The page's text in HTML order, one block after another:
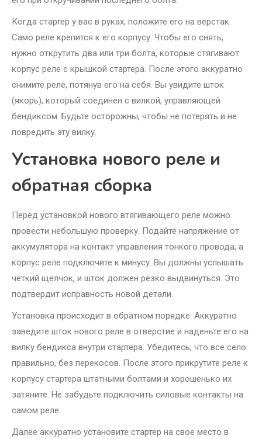
Когда стартер у вас в руках, положите его на верстак.
Само реле крепится к его корпусу. Чтобы его снять,
нужно открутить два или три болта, которые стягивают
корпус реле с крышкой стартера. После этого аккуратно
снимите реле, потянув его на себя. Вы увидите шток
(якорь), который соединен с вилкой, управляющей
бендиксом. Будьте осторожны, чтобы не потерять и не
повредить эту вилку.
Установка нового реле и
обратная сборка
Перед установкой нового втягивающего реле можно
провести небольшую проверку. Подайте напряжение от
аккумулятора на контакт управления тонкого провода, а
корпус реле подключите к минусу. Вы должны услышать
четкий щелчок, и шток должен резко выдвинуться. Это
подтвердит исправность новой детали.
Установка происходит в обратном порядке. Аккуратно
заведите шток нового реле в отверстие и наденьте его на
вилку бендикса внутри стартера. Убедитесь, что все село
правильно, без перекосов. После этого прикрутите реле к
корпусу стартера штатными болтами и хорошенько их
затяните. Не забудьте подключить силовые контакты на
самом реле.
Далее аккуратно установите стартер на свое место в